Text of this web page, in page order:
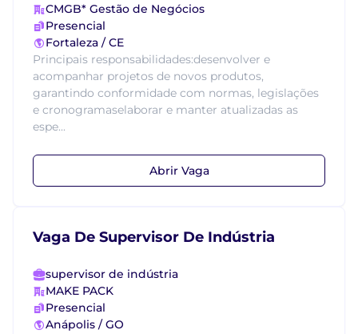
CMGB* Gestão de Negócios
Presencial
Fortaleza / CE
Principais responsabilidades:desenvolver e
acompanhar projetos de novos produtos,
garantindo conformidade com normas, legislações
e cronogramaselaborar e manter atualizadas as
espe...
Abrir Vaga
Vaga De Supervisor De Indústria
supervisor de indústria
MAKE PACK
Presencial
Anápolis / GO